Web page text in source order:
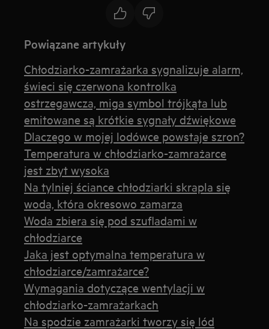
Powiązane artykuły
Chłodziarko-zamrażarka sygnalizuje alarm,
świeci się czerwona kontrolka
ostrzegawcza, miga symbol trójkąta lub
emitowane są krótkie sygnały dźwiękowe
Dlaczego w mojej lodówce powstaje szron?
Temperatura w chłodziarko-zamrażarce
jest zbyt wysoka
Na tylniej ściance chłodziarki skrapla się
woda, która okresowo zamarza
Woda zbiera się pod szufladami w
chłodziarce
Jaka jest optymalna temperatura w
chłodziarce/zamrażarce?
Wymagania dotyczące wentylacji w
chłodziarko-zamrażarkach
Na spodzie zamrażarki tworzy się lód